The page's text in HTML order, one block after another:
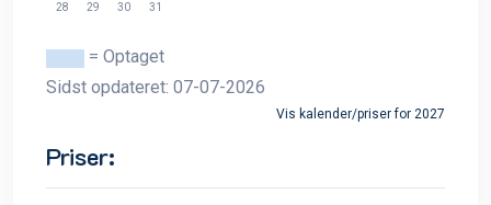
28
29 30 31
= Optaget
Sidst opdateret: 07-07-2026
Vis kalender/priser for 2027
Priser: